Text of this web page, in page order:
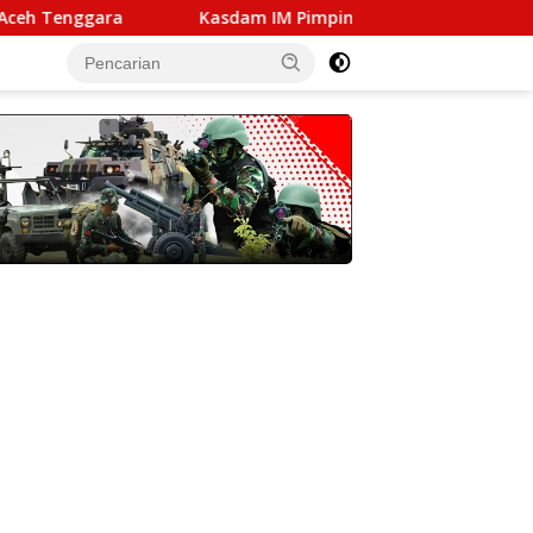
Kasdam IM Pimpin Sertijab Pejabat Kodam